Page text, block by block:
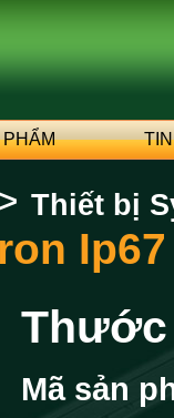
Thiết bị
Ip67
Thước
Mã sản